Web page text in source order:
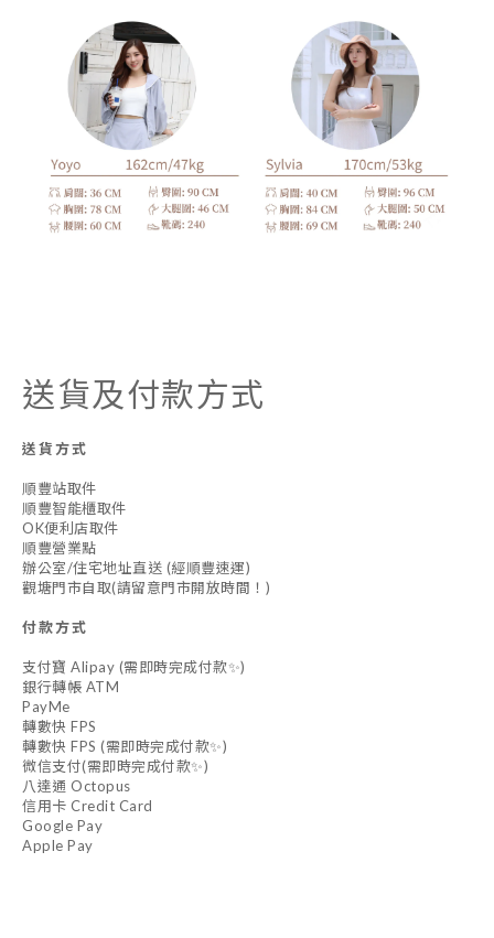
送貨及付款方式
送貨方式
順豐站取件
順豐智能櫃取件
OK便利店取件
順豐營業點
辦公室/住宅地址直送 (經順豐速運)
觀塘門市自取(請留意門市開放時間！)
付款方式
支付寶 Alipay (需即時完成付款✨)
銀行轉帳 ATM
PayMe
轉數快 FPS
轉數快 FPS (需即時完成付款✨)
微信支付(需即時完成付款✨)
八達通 Octopus
信用卡 Credit Card
Google Pay
Apple Pay